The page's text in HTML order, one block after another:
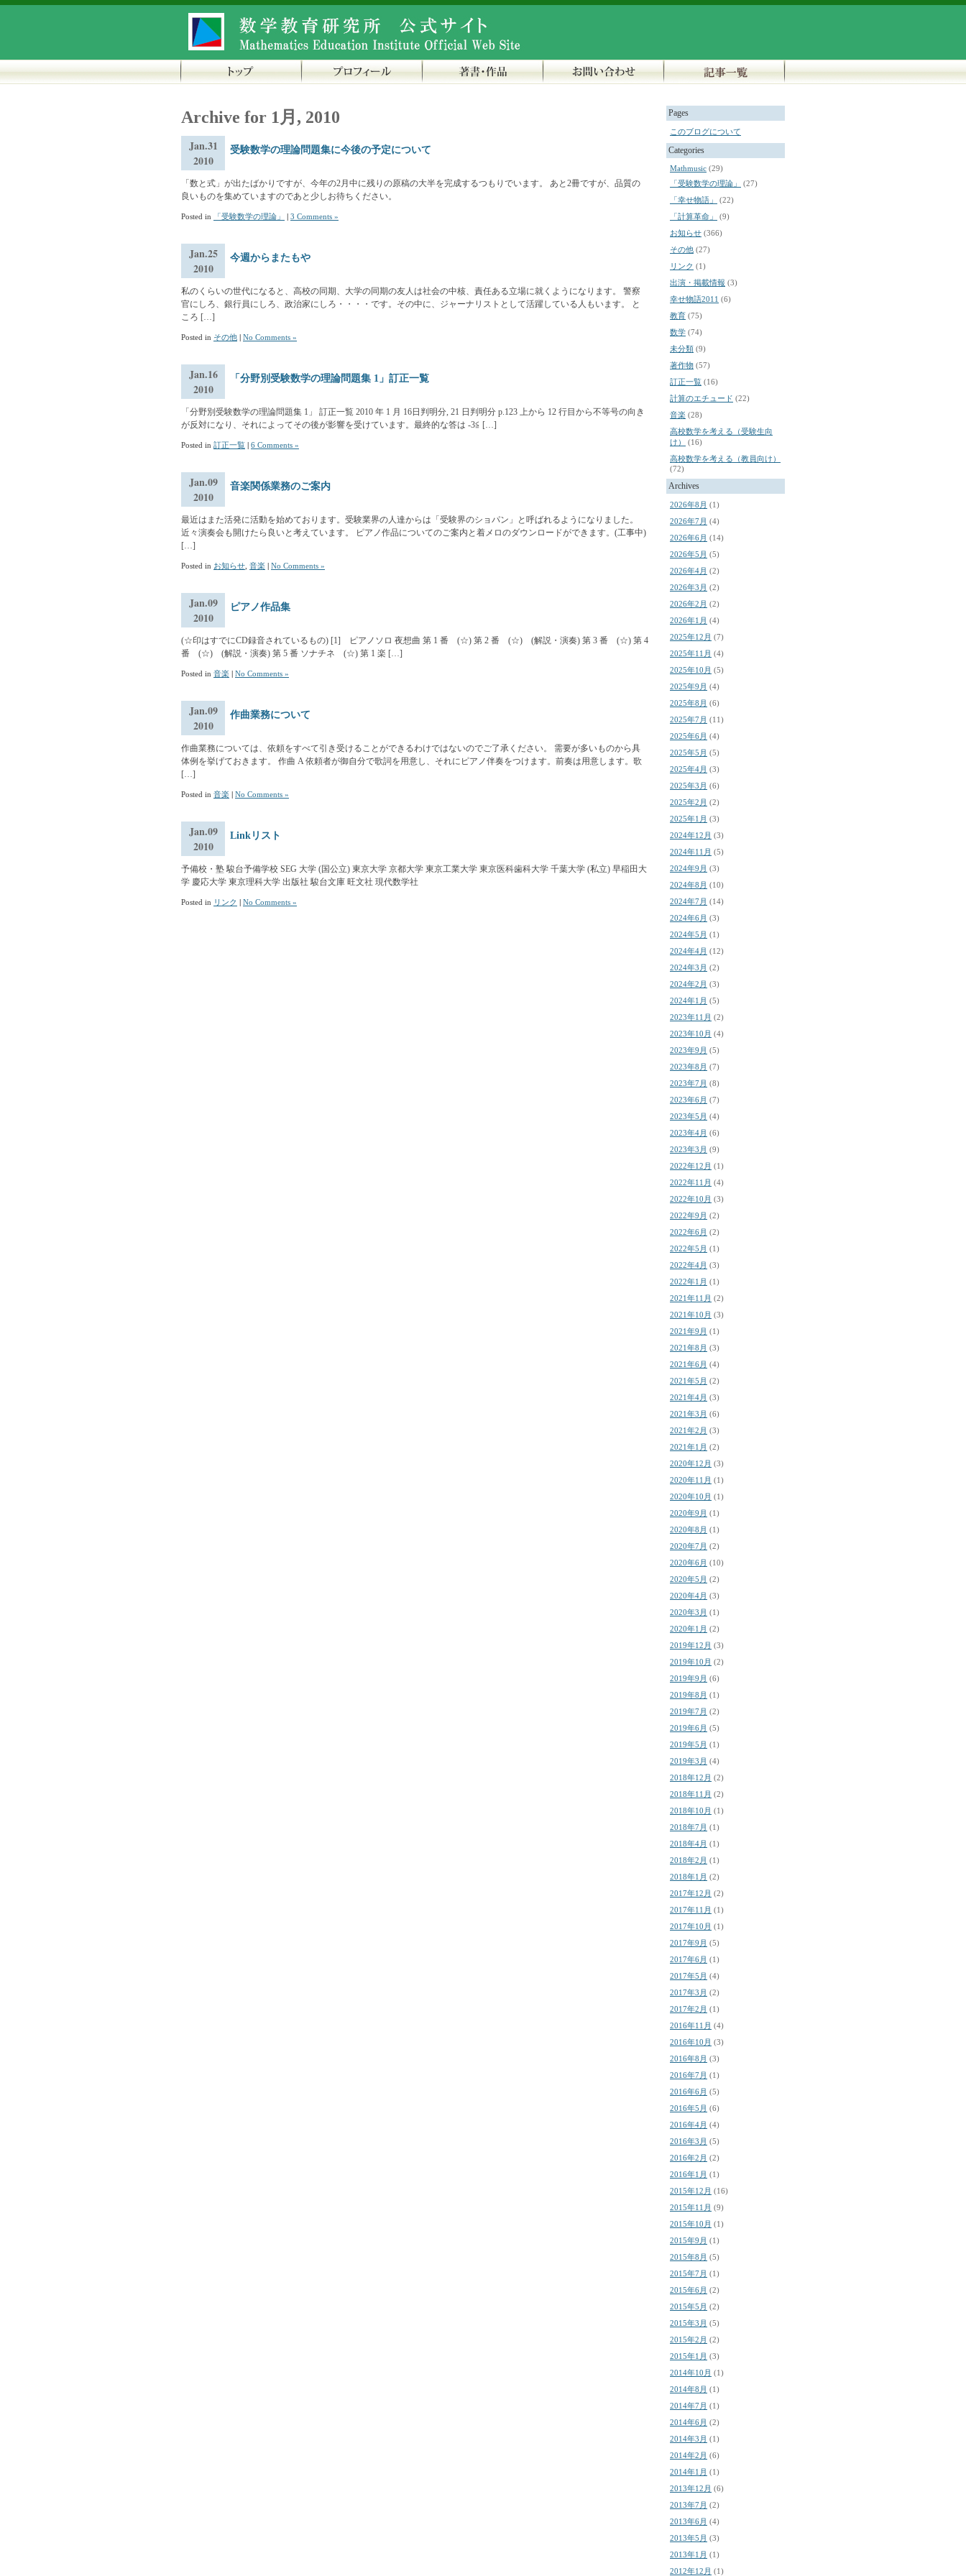
Archive for 1月, 2010
Jan.31
2010
受験数学の理論問題集に今後の予定について
「数と式」が出たばかりですが、今年の2月中に残りの原稿の大半を完成するつもりでいます。 あと2冊ですが、品質の
良いものを集めていますのであと少しお待ちください。
Posted in 「受験数学の理論」 | 3 Comments »
Jan.25
2010
今週からまたもや
私のくらいの世代になると、高校の同期、大学の同期の友人は社会の中核、責任ある立場に就くようになります。 警察
官にしろ、銀行員にしろ、政治家にしろ・・・・です。その中に、ジャーナリストとして活躍している人もいます。 と
ころ […]
Posted in その他 | No Comments »
Jan.16
2010
「分野別受験数学の理論問題集 1」訂正一覧
「分野別受験数学の理論問題集 1」 訂正一覧 2010 年 1 月 16日判明分, 21 日判明分 p.123 上から 12 行目から不等号の向き
が反対になり、それによってその後が影響を受けています。最終的な答は -3≦ […]
Posted in 訂正一覧 | 6 Comments »
Jan.09
2010
音楽関係業務のご案内
最近はまた活発に活動を始めております。受験業界の人達からは「受験界のショパン」と呼ばれるようになりました。
近々演奏会も開けたら良いと考えています。 ピアノ作品についてのご案内と着メロのダウンロードができます。(工事中)
[…]
Posted in お知らせ 音楽 | No Comments »
Jan.09
2010
ピアノ作品集
(☆印はすでにCD録音されているもの) [1] ピアノソロ 夜想曲 第 1 番 (☆) 第 2 番 (☆) (解説・演奏) 第 3 番 (☆) 第 4
番 (☆) (解説・演奏) 第 5 番 ソナチネ (☆) 第 1 楽 […]
Posted in 音楽 | No Comments »
Jan.09
2010
作曲業務について
作曲業務については、依頼をすべて引き受けることができるわけではないのでご了承ください。 需要が多いものから具
体例を挙げておきます。 作曲 A 依頼者が御自分で歌詞を用意し、それにピアノ伴奏をつけます。前奏は用意します。歌
[…]
Posted in 音楽 | No Comments »
Jan.09
2010
Linkリスト
予備校・塾 駿台予備学校 SEG 大学 (国公立) 東京大学 京都大学 東京工業大学 東京医科歯科大学 千葉大学 (私立) 早稲田大
学 慶応大学 東京理科大学 出版社 駿台文庫 旺文社 現代数学社
Posted in リンク | No Comments »
Pages
このブログについて
Categories
Mathmusic (29)
「受験数学の理論」
(27)
「幸せ物語」
(22)
「計算革命」
(9)
お知らせ (366)
その他 (27)
リンク (1)
出演・掲載情報 (3)
幸せ物語2011 (6)
教育 (75)
数学 (74)
未分類 (9)
著作物 (57)
訂正一覧 (16)
計算のエチュード (22)
音楽 (28)
高校数学を考える（受験生向
け）
(16)
高校数学を考える（教員向け）
(72)
Archives
2026年8月 (1)
2026年7月 (4)
2026年6月 (14)
2026年5月 (5)
2026年4月 (2)
2026年3月 (2)
2026年2月 (2)
2026年1月 (4)
2025年12月 (7)
2025年11月 (4)
2025年10月 (5)
2025年9月 (4)
2025年8月 (6)
2025年7月 (11)
2025年6月 (4)
2025年5月 (5)
2025年4月 (3)
2025年3月 (6)
2025年2月 (2)
2025年1月 (3)
2024年12月 (3)
2024年11月 (5)
2024年9月 (3)
2024年8月 (10)
2024年7月 (14)
2024年6月 (3)
2024年5月 (1)
2024年4月 (12)
2024年3月 (2)
2024年2月 (3)
2024年1月 (5)
2023年11月 (2)
2023年10月 (4)
2023年9月 (5)
2023年8月 (7)
2023年7月 (8)
2023年6月 (7)
2023年5月 (4)
2023年4月 (6)
2023年3月 (9)
2022年12月 (1)
2022年11月 (4)
2022年10月 (3)
2022年9月 (2)
2022年6月 (2)
2022年5月 (1)
2022年4月 (3)
2022年1月 (1)
2021年11月 (2)
2021年10月 (3)
2021年9月 (1)
2021年8月 (3)
2021年6月 (4)
2021年5月 (2)
2021年4月 (3)
2021年3月 (6)
2021年2月 (3)
2021年1月 (2)
2020年12月 (3)
2020年11月 (1)
2020年10月 (1)
2020年9月 (1)
2020年8月 (1)
2020年7月 (2)
2020年6月 (10)
2020年5月 (2)
2020年4月 (3)
2020年3月 (1)
2020年1月 (2)
2019年12月 (3)
2019年10月 (2)
2019年9月 (6)
2019年8月 (1)
2019年7月 (2)
2019年6月 (5)
2019年5月 (1)
2019年3月 (4)
2018年12月 (2)
2018年11月 (2)
2018年10月 (1)
2018年7月 (1)
2018年4月 (1)
2018年2月 (1)
2018年1月 (2)
2017年12月 (2)
2017年11月 (1)
2017年10月 (1)
2017年9月 (5)
2017年6月 (1)
2017年5月 (4)
2017年3月 (2)
2017年2月 (1)
2016年11月 (4)
2016年10月 (3)
2016年8月 (3)
2016年7月 (1)
2016年6月 (5)
2016年5月 (6)
2016年4月 (4)
2016年3月 (5)
2016年2月 (2)
2016年1月 (1)
2015年12月 (16)
2015年11月 (9)
2015年10月 (1)
2015年9月 (1)
2015年8月 (5)
2015年7月 (1)
2015年6月 (2)
2015年5月 (2)
2015年3月 (5)
2015年2月 (2)
2015年1月 (3)
2014年10月 (1)
2014年8月 (1)
2014年7月 (1)
2014年6月 (2)
2014年3月 (1)
2014年2月 (6)
2014年1月 (1)
2013年12月 (6)
2013年7月 (2)
2013年6月 (4)
2013年5月 (3)
2013年1月 (1)
2012年12月 (1)